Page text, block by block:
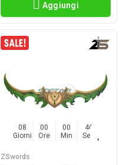
Aggiungi
08
Giorni
00
Ore
00
Min
45
Sec
ZSwords